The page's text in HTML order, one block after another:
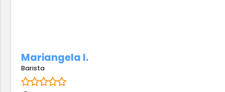
Mariangela I.
Barista